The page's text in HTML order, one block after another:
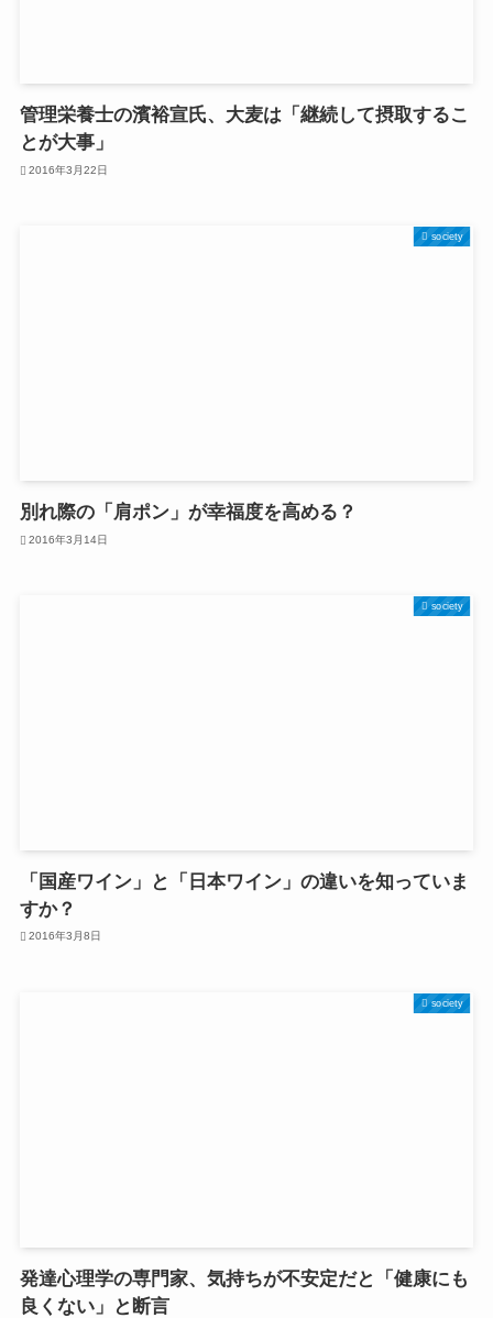
管理栄養士の濱裕宣氏、大麦は「継続して摂取するこ
とが大事」
2016年3月22日
society
別れ際の「肩ポン」が幸福度を高める？
2016年3月14日
society
「国産ワイン」と「日本ワイン」の違いを知っていま
すか？
2016年3月8日
society
発達心理学の専門家、気持ちが不安定だと「健康にも
良くない」と断言